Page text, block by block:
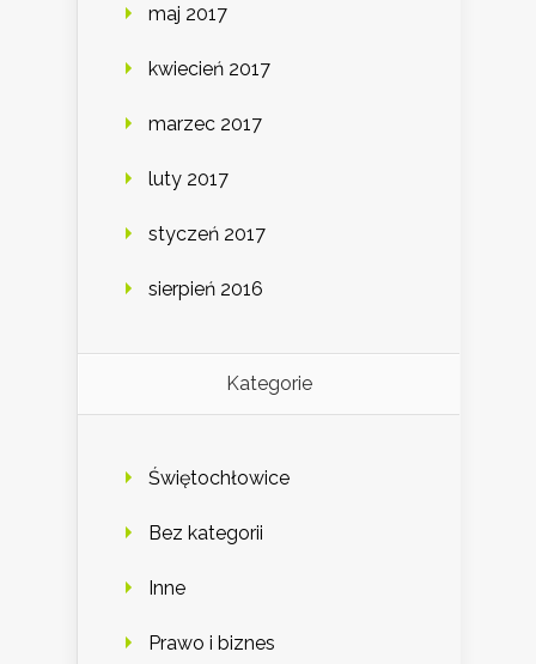
maj 2017
kwiecień 2017
marzec 2017
luty 2017
styczeń 2017
sierpień 2016
Kategorie
Świętochłowice
Bez kategorii
Inne
Prawo i biznes